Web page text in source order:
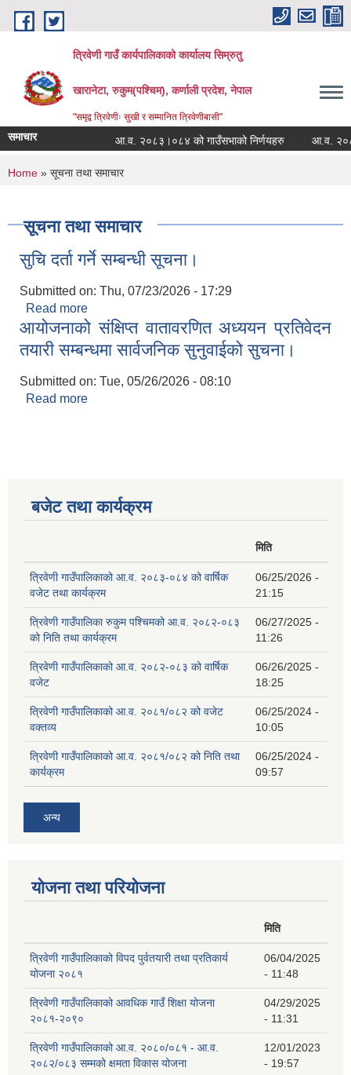
Skip to main content
त्रिवेणी गाउँ कार्यपालिकाको कार्यालय सिम्रुतु
खारानेटा, रुकुम(पश्‍चिम), कर्णाली प्रदेश, नेपाल
"समृद्व त्रिवेणीः सुखी र सम्मानित त्रिवेणीबासी"
समाचार आ.व. २०८३।०८४ को गाउँसभाको निर्णयहरु आ.व.
You are here
Home » सूचना तथा समाचार
सूचना तथा समाचार
सुचि दर्ता गर्ने सम्बन्धी सूचना।
Submitted on: Thu, 07/23/2026 - 17:29
Read more
आयोजनाको संक्षिप्‍त वातावरणित अध्ययन प्रतिवेदन
तयारी सम्बन्धमा सार्वजनिक सुनुवाईको सुचना।
Submitted on: Tue, 05/26/2026 - 08:10
Read more
बजेट तथा कार्यक्रम
मिति
त्रिवेणी गाउँपालिकाको आ.व. २०८३-०८४ को वार्षिक
वजेट तथा कार्यक्रम
06/25/2026 -
21:15
त्रिवेणी गाउँपालिका रुकुम पश्‍चिमको आ.व. २०८२-०८३
को निति तथा कार्यक्रम
06/27/2025 -
11:26
त्रिवेणी गाउँपालिकाको आ.व. २०८२-०८३ को वार्षिक
वजेट
06/26/2025 -
18:25
त्रिवेणी गाउँपालिकाको आ.व. २०८१/०८२ को वजेट
वक्तव्य
06/25/2024 -
10:05
त्रिवेणी गाउँपालिकाको आ.व. २०८१/०८२ को निति तथा
कार्यक्रम
06/25/2024 -
09:57
अन्य
योजना तथा परियोजना
मिति
त्रिवेणी गाउँपालिकाको विपद पुर्वतयारी तथा प्रतिकार्य
योजना २०८१
06/04/2025
- 11:48
त्रिवेणी गाउँपालिकाको आवधिक गाउँ शिक्षा योजना
२०८१-२०९०
04/29/2025
- 11:31
त्रिवेणी गाउँपालिकाको आ.व. २०८०/०८१ - आ.व.
२०८२/०८३ सम्मको क्षमता विकास योजना
12/01/2023
- 19:57